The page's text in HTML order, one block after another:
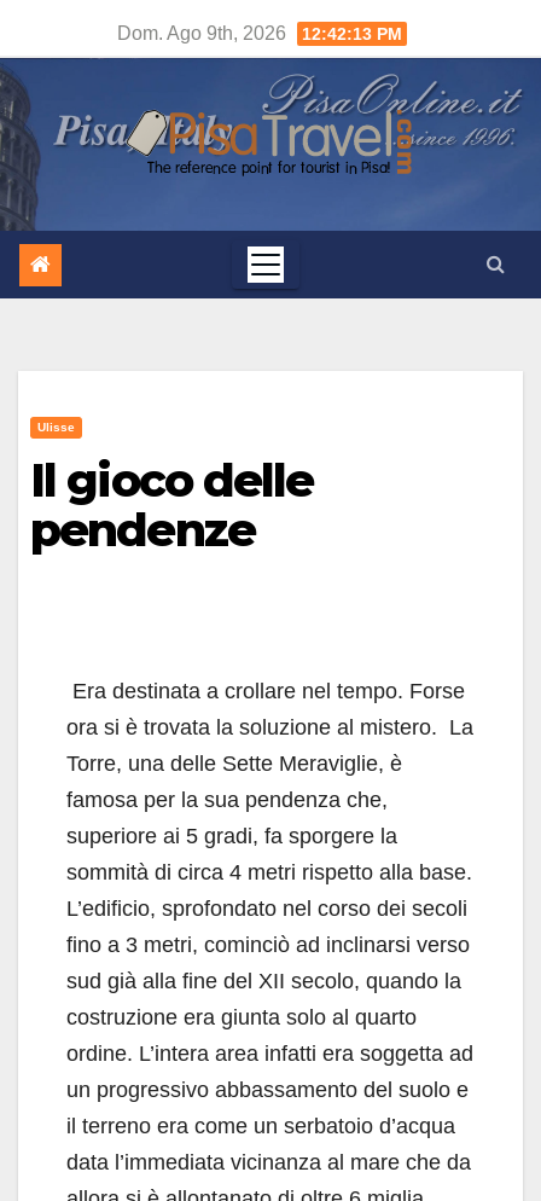
contenuto
Dom. Ago 9th, 2026 12:42:14 PM
Ulisse
Il gioco delle
pendenze
Era destinata a crollare nel tempo. Forse
ora si è trovata la soluzione al mistero. La
Torre, una delle Sette Meraviglie, è
famosa per la sua pendenza che,
superiore ai 5 gradi, fa sporgere la
sommità di circa 4 metri rispetto alla base.
L’edificio, sprofondato nel corso dei secoli
fino a 3 metri, cominciò ad inclinarsi verso
sud già alla fine del XII secolo, quando la
costruzione era giunta solo al quarto
ordine. L’intera area infatti era soggetta ad
un progressivo abbassamento del suolo e
il terreno era come un serbatoio d’acqua
data l’immediata vicinanza al mare che da